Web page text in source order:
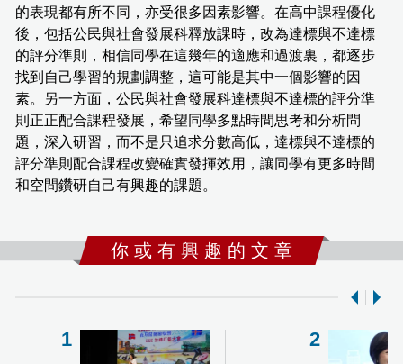
的表現都有所不同，亦受很多因素影響。在高中課程優化
後，包括公民與社會發展科釋放課時，改為達標與不達標
的評分準則，相信同學在這幾年的適應和過渡裏，都逐步
找到自己學習的規劃調整，這可能是其中一個影響的因
素。另一方面，公民與社會發展科達標與不達標的評分準
則正正配合課程發展，希望同學多點時間思考和分析問
題，深入研習，而不是只追求分數高低，達標與不達標的
評分準則配合課程改變確實發揮效用，讓同學有更多時間
和空間鑽研自己有興趣的課題。
你 或 有 興 趣 的 文 章